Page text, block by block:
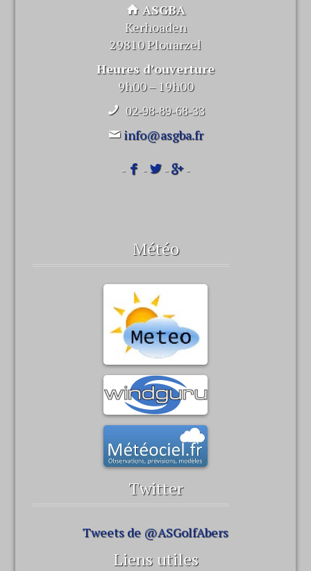
ASGBA
Kerhoaden
29810 Plouarzel
Heures d’ouverture
9h00 – 19h00
02-98-89-68-33
info@asgba.fr
- - - -
Météo
Twitter
Tweets de @ASGolfAbers
Liens utiles